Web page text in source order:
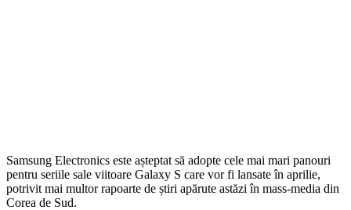
Samsung Electronics este așteptat să adopte cele mai mari panouri
pentru seriile sale viitoare Galaxy S care vor fi lansate în aprilie,
potrivit mai multor rapoarte de știri apărute astăzi în mass-media din
Corea de Sud.